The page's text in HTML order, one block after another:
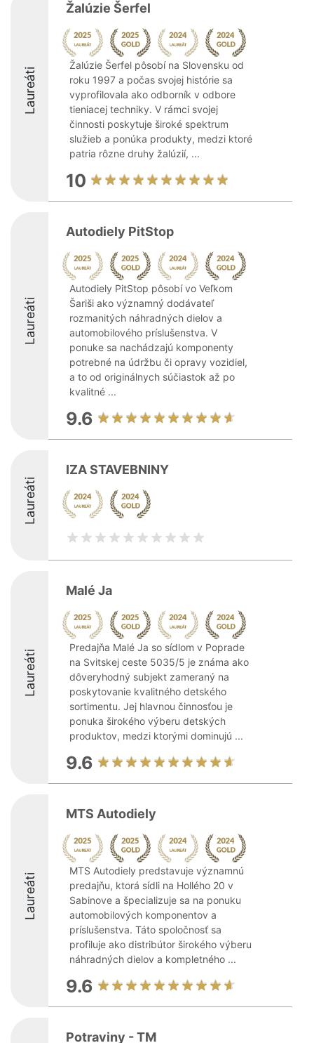
Laureáti
Žalúzie Šerfel
Žalúzie Šerfel pôsobí na Slovensku od
roku 1997 a počas svojej histórie sa
vyprofilovala ako odborník v odbore
tieniacej techniky. V rámci svojej
činnosti poskytuje široké spektrum
služieb a ponúka produkty, medzi ktoré
patria rôzne druhy žalúzií, ...
10
Laureáti
Autodiely PitStop
Autodiely PitStop pôsobí vo Veľkom
Šariši ako významný dodávateľ
rozmanitých náhradných dielov a
automobilového príslušenstva. V
ponuke sa nachádzajú komponenty
potrebné na údržbu či opravy vozidiel,
a to od originálnych súčiastok až po
kvalitné ...
9.6
Laureáti
IZA STAVEBNINY
Laureáti
Malé Ja
Predajňa Malé Ja so sídlom v Poprade
na Svitskej ceste 5035/5 je známa ako
dôveryhodný subjekt zameraný na
poskytovanie kvalitného detského
sortimentu. Jej hlavnou činnosťou je
ponuka širokého výberu detských
produktov, medzi ktorými dominujú ...
9.6
Laureáti
MTS Autodiely
MTS Autodiely predstavuje významnú
predajňu, ktorá sídli na Hollého 20 v
Sabinove a špecializuje sa na ponuku
automobilových komponentov a
príslušenstva. Táto spoločnosť sa
profiluje ako distribútor širokého výberu
náhradných dielov a kompletného ...
9.6
Potraviny - TM